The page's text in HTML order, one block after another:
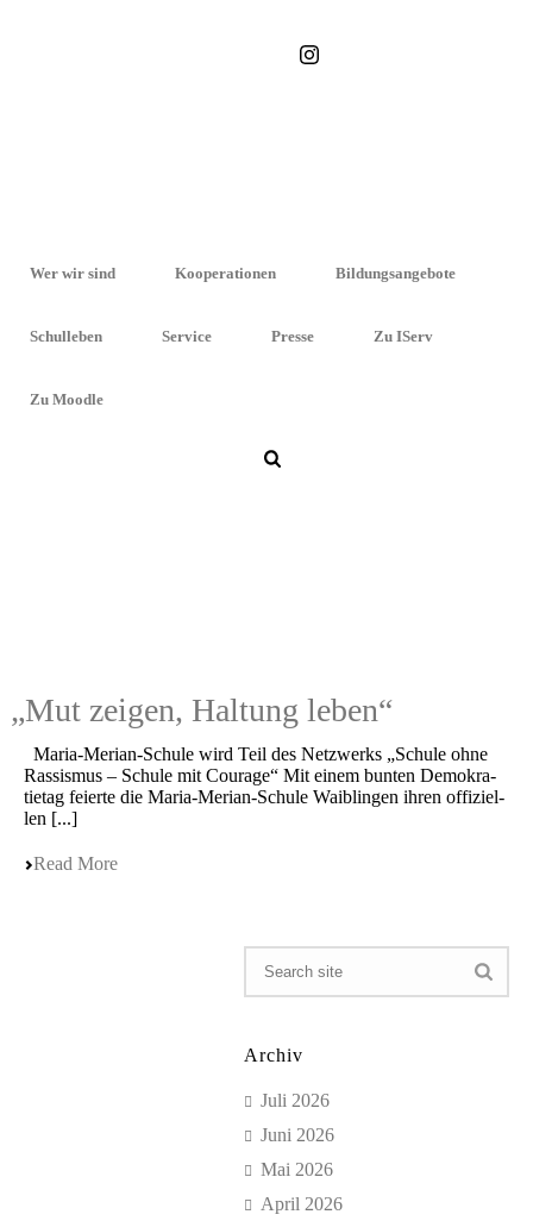
Wer wir sind Kooperationen Bildungsangebote
Schulleben Service Presse Zu IServ
Zu Moodle
„Mut zeigen, Haltung leben“
Maria-Merian-Schule wird Teil des Netzwerks „Schule ohne
Rassis­mus – Schule mit Courage“ Mit einem bunten Demokra­
tie­tag feier­te die Maria-Merian-Schule Waiblin­gen ihren offizi­el­
len [...]
Read More
Archiv
Juli 2026
Juni 2026
Mai 2026
April 2026